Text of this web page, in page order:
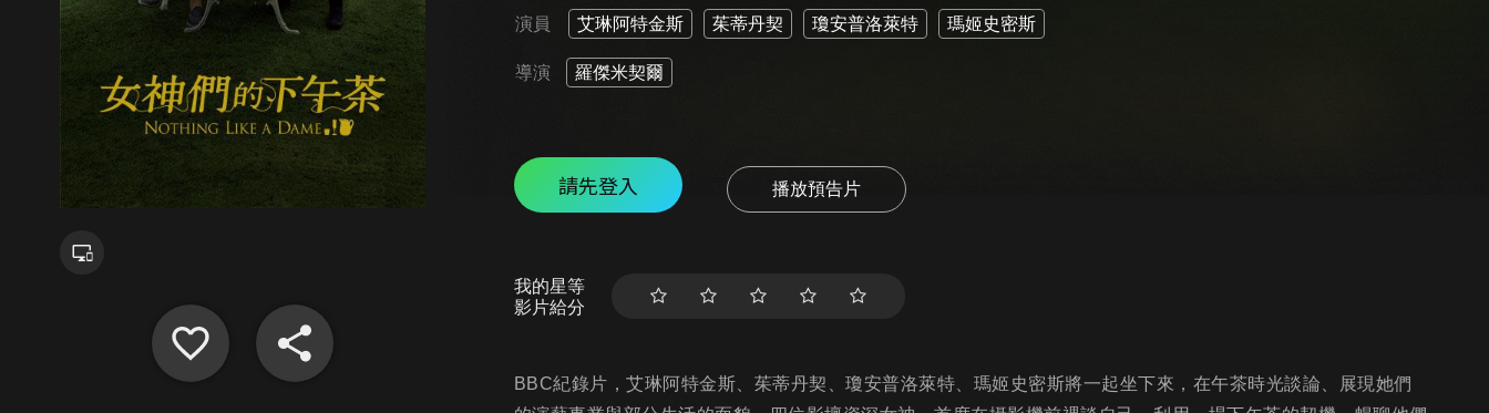
演員 艾琳阿特金斯 茱蒂丹契 瓊安普洛萊特 瑪姬史密斯
導演 羅傑米契爾
請先登入 播放預告片
我的星等
影片給分
BBC紀錄片，艾琳阿特金斯、茱蒂丹契、瓊安普洛萊特、瑪姬史密斯將一起坐下來，在午茶時光談論、展現她們